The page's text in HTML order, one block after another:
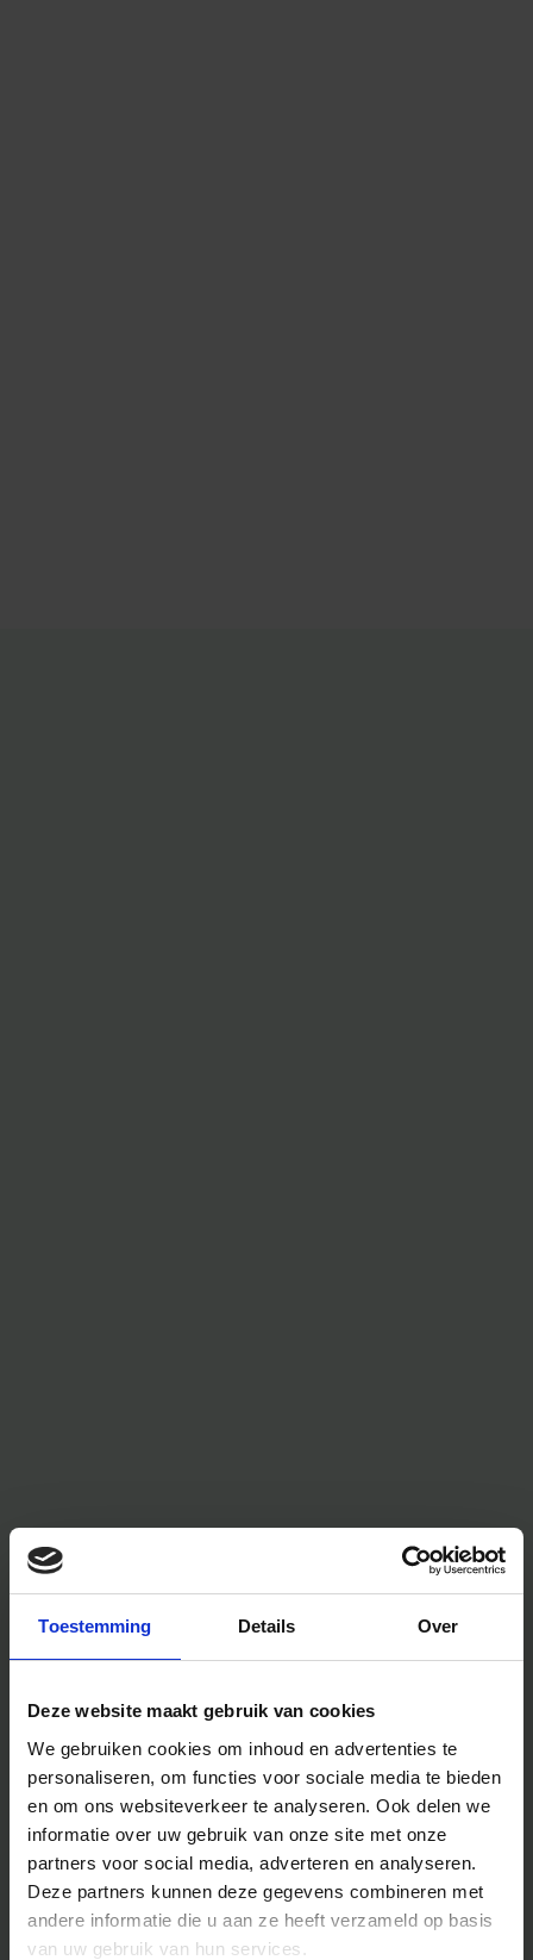
Toestemming Details Over
Deze website maakt gebruik van cookies
We gebruiken cookies om inhoud en advertenties te
personaliseren, om functies voor sociale media te bieden
en om ons websiteverkeer te analyseren. Ook delen we
informatie over uw gebruik van onze site met onze
partners voor social media, adverteren en analyseren.
Deze partners kunnen deze gegevens combineren met
andere informatie die u aan ze heeft verzameld op basis
van uw gebruik van hun services.